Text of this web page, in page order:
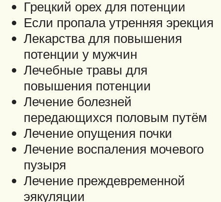
Грецкий орех для потенции
Если пропала утренняя эрекция
Лекарства для повышения
потенции у мужчин
Лечебные травы для
повышения потенции
Лечение болезней
передающихся половым путём
Лечение опущения почки
Лечение воспаления мочевого
пузыря
Лечение преждевременной
эякуляции